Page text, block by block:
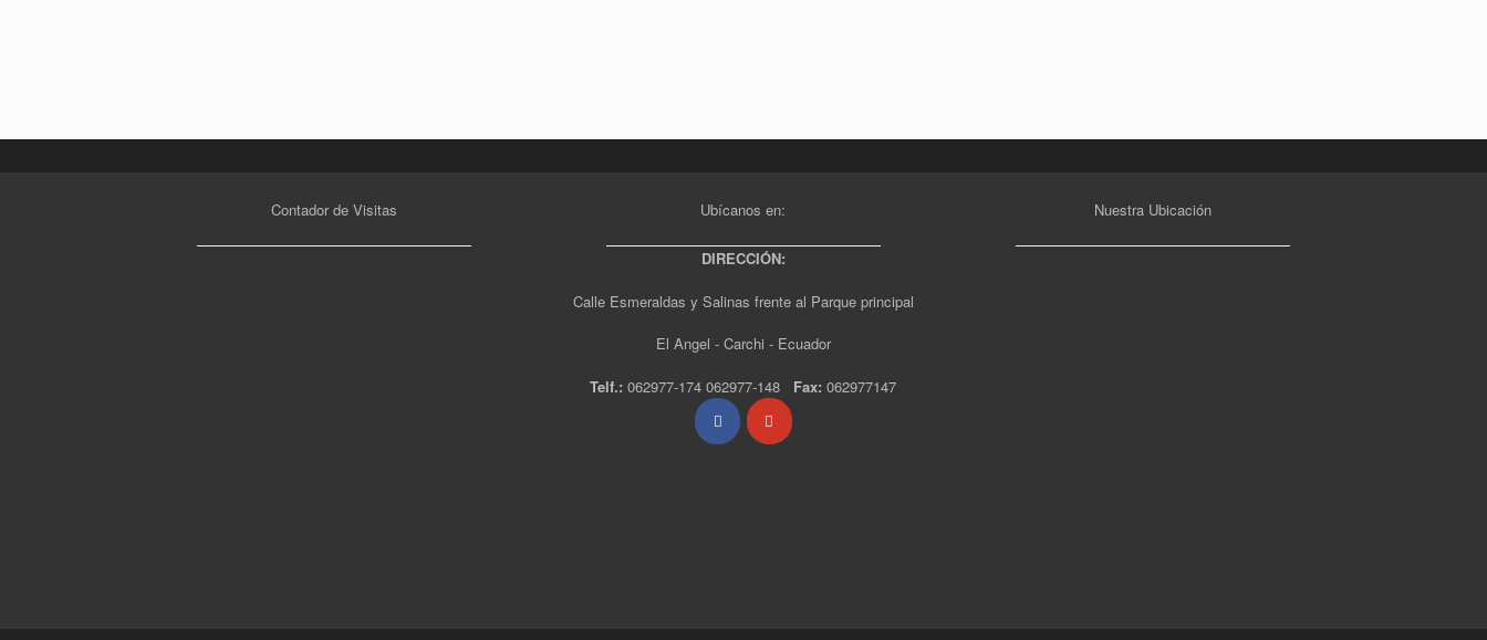
Contador de Visitas Ubícanos en:
DIRECCIÓN:
Calle Esmeraldas y Salinas frente al Parque principal
El Angel - Carchi - Ecuador
Telf.:062977-174 062977-148 Fax:062977147
Nuestra Ubicación